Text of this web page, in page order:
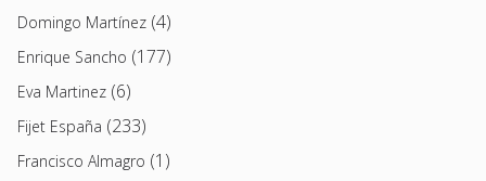
Domingo Martínez (4)
Enrique Sancho (177)
Eva Martinez (6)
Fijet España (233)
Francisco Almagro (1)